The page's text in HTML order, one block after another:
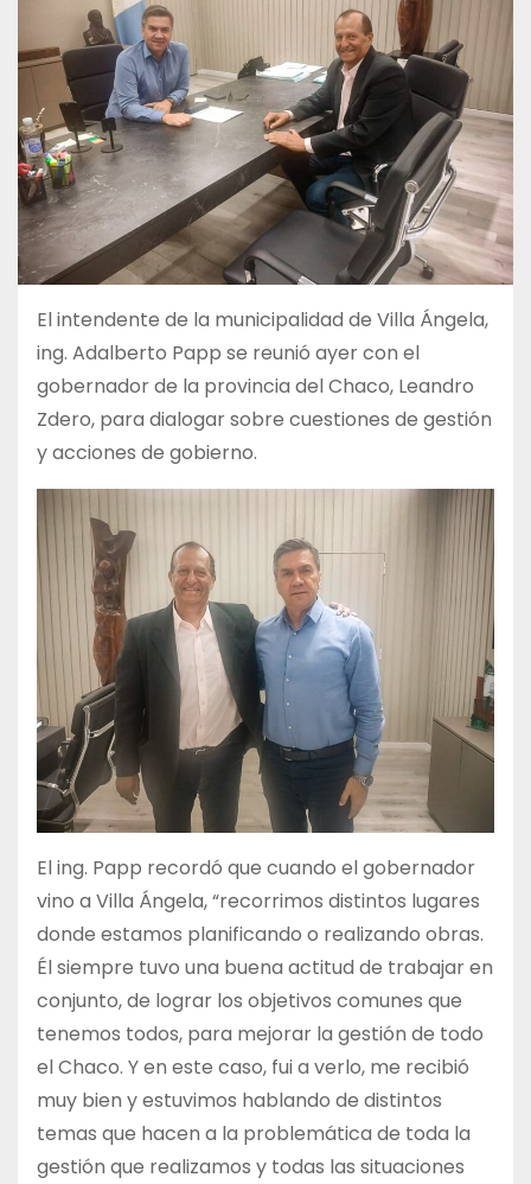
El intendente de la municipalidad de Villa Ángela,
ing. Adalberto Papp se reunió ayer con el
gobernador de la provincia del Chaco, Leandro
Zdero, para dialogar sobre cuestiones de gestión
y acciones de gobierno.
El ing. Papp recordó que cuando el gobernador
vino a Villa Ángela, “recorrimos distintos lugares
donde estamos planificando o realizando obras.
Él siempre tuvo una buena actitud de trabajar en
conjunto, de lograr los objetivos comunes que
tenemos todos, para mejorar la gestión de todo
el Chaco. Y en este caso, fui a verlo, me recibió
muy bien y estuvimos hablando de distintos
temas que hacen a la problemática de toda la
gestión que realizamos y todas las situaciones